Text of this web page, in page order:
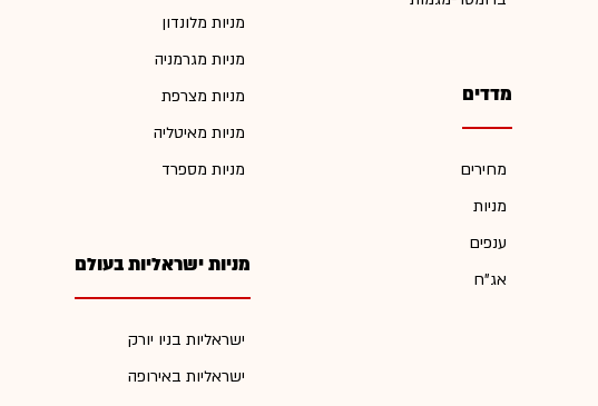
מדדים
מחירים
מניות
ענפים
אג"ח
מניות מלונדון
מניות מגרמניה
מניות מצרפת
מניות מאיטליה
מניות מספרד
מניות ישראליות בעולם
ישראליות בניו יורק
ישראליות באירופה